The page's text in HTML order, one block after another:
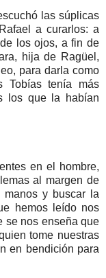
las súplicas
a curarlos: a
los ojos, a fin de
hija de Ragüel,
para darla como
Tobías tenía más
los que la habían
en el hombre,
al margen de
manos y buscar la
hemos leído nos
se nos enseña que
tome nuestras
en bendición para